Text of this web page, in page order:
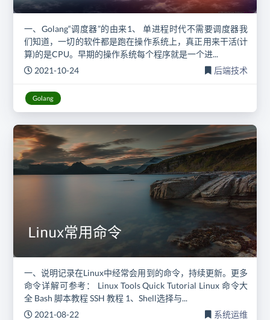
一、Golang“调度器”的由来1、 单进程时代不需要调度器我
们知道，一切的软件都是跑在操作系统上，真正用来干活(计
算)的是CPU。早期的操作系统每个程序就是一个进...
2021-10-24
后端技术
Golang
Linux常用命令
一、说明记录在Linux中经常会用到的命令，持续更新。更多
命令详解可参考： Linux Tools Quick Tutorial Linux 命令大
全 Bash 脚本教程 SSH 教程 1、Shell选择与...
2021-08-22
系统运维